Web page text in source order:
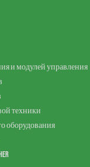
и модулей управления
техники
оборудования